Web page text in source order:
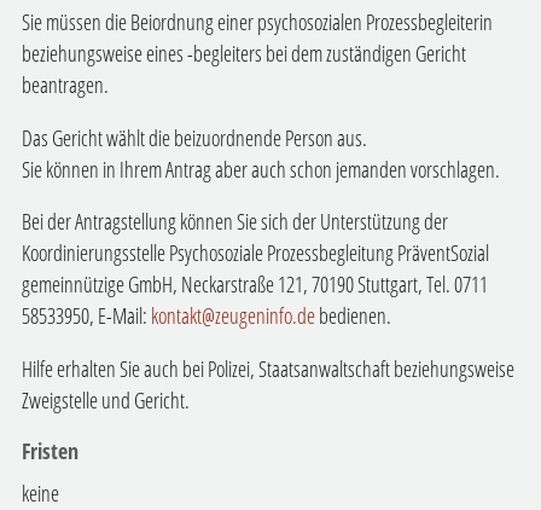
Sie müssen die Beiordnung einer psychosozialen Prozessbegleiterin
beziehungsweise eines -begleiters bei dem zuständigen Gericht
beantragen.
Das Gericht wählt die beizuordnende Person aus.
Sie können in Ihrem Antrag aber auch schon jemanden vorschlagen.
Bei der Antragstellung können Sie sich der Unterstützung der
Koordinierungsstelle Psychosoziale Prozessbegleitung PräventSozial
gemeinnützige GmbH, Neckarstraße 121, 70190 Stuttgart, Tel. 0711
58533950, E-Mail: kontakt@zeugeninfo.debedienen.
Hilfe erhalten Sie auch bei Polizei, Staatsanwaltschaft beziehungsweise
Zweigstelle und Gericht.
Fristen
keine